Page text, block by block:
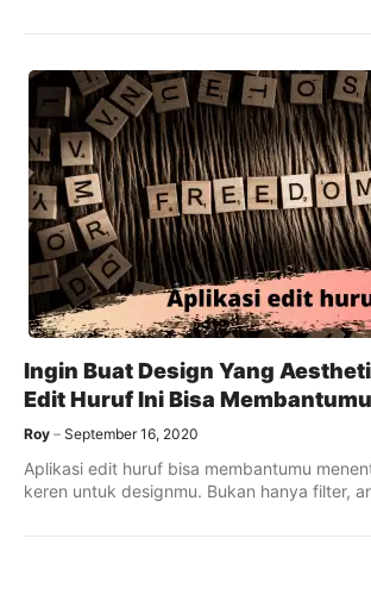
Ingin Buat Design Yang
Edit Huruf Ini Bisa Membantumu
Roy September 16, 2020
Aplikasi edit huruf bisa membantumu
keren untuk designmu. Bukan hanya filter,